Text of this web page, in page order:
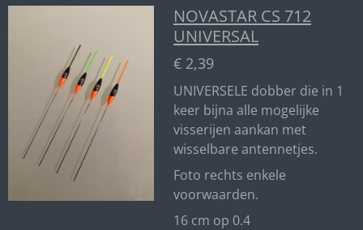
NOVASTAR CS 712
UNIVERSAL
€ 2,39
UNIVERSELE dobber die in 1
keer bijna alle mogelijke
visserijen aankan met
wisselbare antennetjes.
Foto rechts enkele
voorwaarden.
16 cm op 0.4